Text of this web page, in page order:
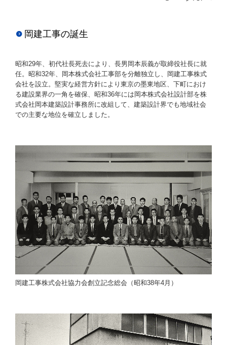
岡建工事の誕生
昭和29年、初代社長死去により、長男岡本辰義が取締役社長に就
任。昭和32年、岡本株式会社工事部を分離独立し、岡建工事株式
会社を設立。堅実な経営方針により東京の墨東地区、下町におけ
る建設業界の一角を確保、昭和36年には岡本株式会社設計部を株
式会社岡本建築設計事務所に改組して、建築設計界でも地域社会
での主要な地位を確立しました。
岡建工事株式会社協力会創立記念総会（昭和38年4月）